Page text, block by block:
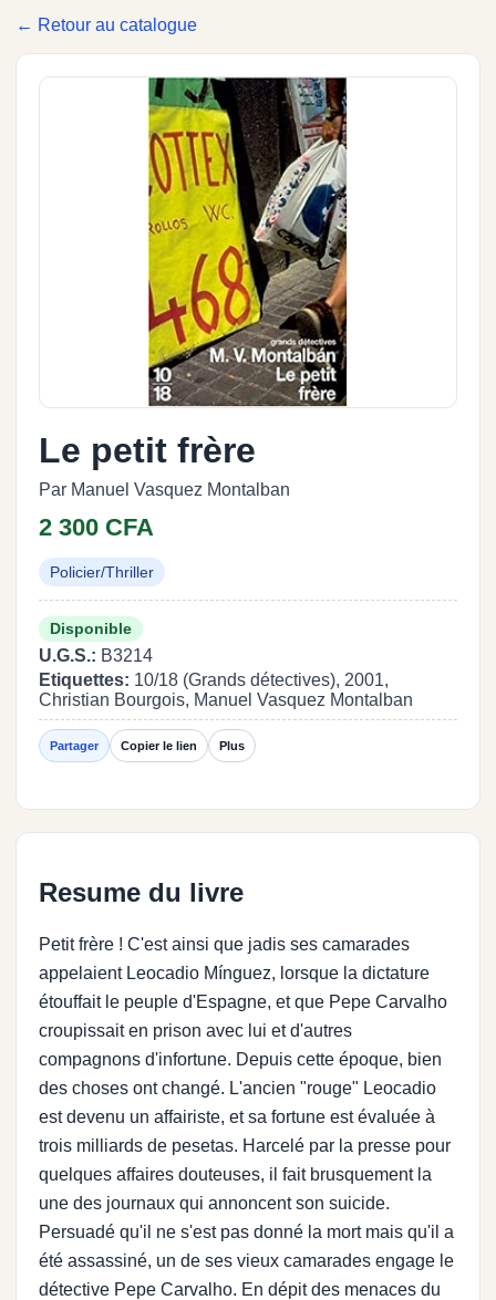
← Retour au catalogue
Le petit frère
Par Manuel Vasquez Montalban
2 300 CFA
Policier/Thriller
Disponible
U.G.S.: B3214
Etiquettes: 10/18 (Grands détectives), 2001,
Christian Bourgois, Manuel Vasquez Montalban
Partager Copier le lien Plus
Resume du livre
Petit frère ! C'est ainsi que jadis ses camarades
appelaient Leocadio Mínguez, lorsque la dictature
étouffait le peuple d'Espagne, et que Pepe Carvalho
croupissait en prison avec lui et d'autres
compagnons d'infortune. Depuis cette époque, bien
des choses ont changé. L'ancien "rouge" Leocadio
est devenu un affairiste, et sa fortune est évaluée à
trois milliards de pesetas. Harcelé par la presse pour
quelques affaires douteuses, il fait brusquement la
une des journaux qui annoncent son suicide.
Persuadé qu'il ne s'est pas donné la mort mais qu'il a
été assassiné, un de ses vieux camarades engage le
détective Pepe Carvalho. En dépit des menaces du